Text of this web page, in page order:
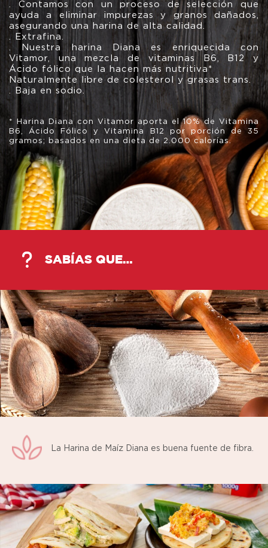
. Contamos con un proceso de selección que
ayuda a eliminar impurezas y granos dañados,
asegurando una harina de alta calidad.
. Extrafina.
. Nuestra harina Diana es enriquecida con
Vitamor, una mezcla de vitaminas B6, B12 y
Ácido fólico que la hacen más nutritiva*
Naturalmente libre de colesterol y grasas trans.
. Baja en sodio.
*
Harina Diana con Vitamor aporta el 10% de Vitamina
B6, Ácido Fólico y Vitamina B12 por porción de 35
gramos; basados en una dieta de 2.000 calorías.
SABÍAS QUE…
La Harina de Maíz Diana es buena fuente de fibra.